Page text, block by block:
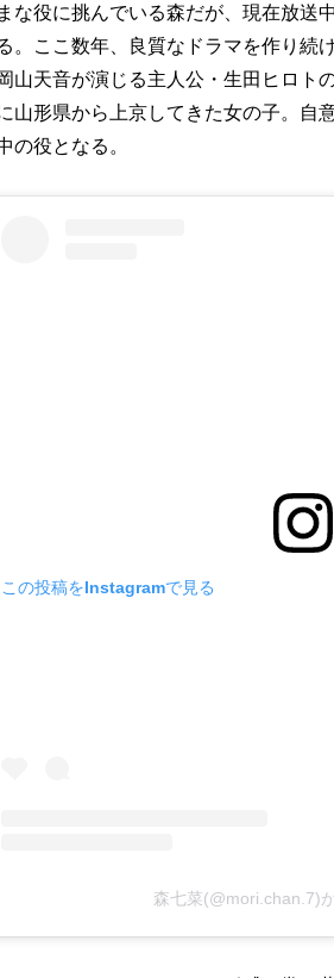
な役に挑んでいる森だが、現在放送
。ここ数年、良質なドラマを作り続
山天音が演じる主人公・生田ヒロト
山形県から上京してきた女の子。自
の役となる。
この投稿をInstagramで見る
森七菜(@mori.chan.7)